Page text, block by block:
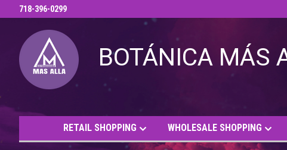
718-396-0299
RETAIL SHOPPING WHOLESALE SHOPPING